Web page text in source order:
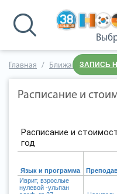
ЗАПИСЬ
Главная Ближайшие
Расписание и